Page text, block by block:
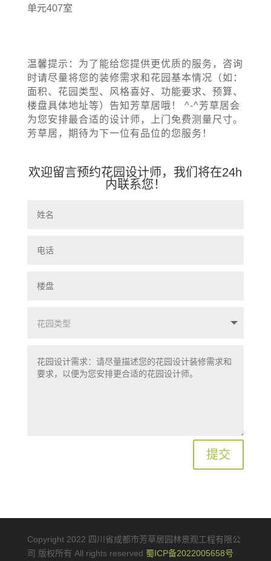
单元407室
温馨提示： 为了能给您提供更优质的服务，咨询
时请尽量将您的装修需求和花园基本情况（如：
面积、花园类型、风格喜好、功能要求、预算、
楼盘具体地址等）告知芳草居哦！ ^-^芳草居会
为您安排最合适的设计师，上门免费测量尺寸。
芳草居，期待为下一位有品位的您服务！
欢迎留言预约花园设计师，我们将在24h
内联系您！
提交
Copyright 2022 四川省成都市芳草居园林景观工程有限公
司 版权所有 All rights reserved 蜀ICP备2022005658号